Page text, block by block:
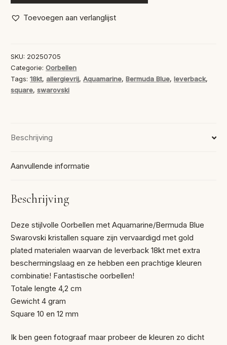
Aquamarine/Bermuda
BlueToevoegen aan verlanglijst
SKU: 20250705
Categorie:Oorbellen
Tags:18kt,allergievrij,Aquamarine,Bermuda Blue,leverback,
square,swarovski
Beschrijving
Aanvullende informatie
Beschrijving
Deze stijlvolle Oorbellen met Aquamarine/Bermuda Blue
Swarovski kristallen square zijn vervaardigd met gold
plated materialen waarvan de leverback 18kt met extra
beschermingslaag en ze hebben een prachtige kleuren
combinatie! Fantastische oorbellen!
Totale lengte 4,2 cm
Gewicht 4 gram
Square 10 en 12 mm
Ik ben geen fotograaf maar probeer de kleuren zo dicht